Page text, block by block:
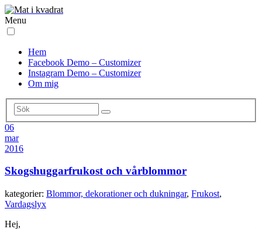
Menu
Hem
Facebook Demo – Customizer
Instagram Demo – Customizer
Om mig
06
mar
2016
Skogshuggarfrukost och vårblommor
kategorier: Blommor, dekorationer och dukningar, Frukost,
Vardagslyx
Hej,